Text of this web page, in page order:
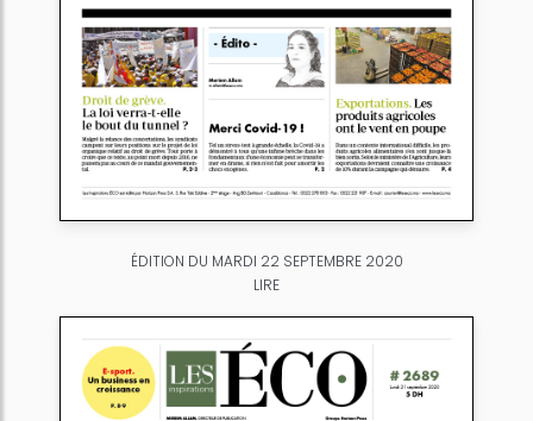
ÉDITION DU MARDI 22 SEPTEMBRE 2020
LIRE